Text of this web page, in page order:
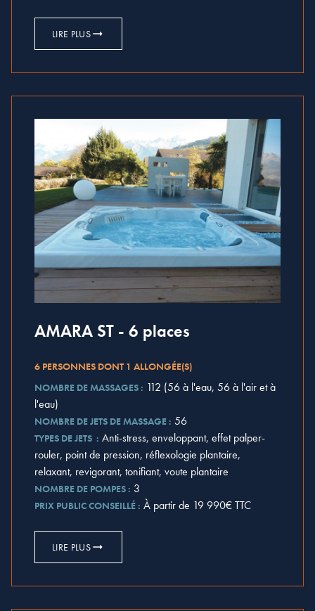
LIRE PLUS
AMARA ST - 6 places
6 PERSONNES DONT 1 ALLONGÉE(S)
NOMBRE DE MASSAGES : 112 (56 à l'eau, 56 à l'air et à
l'eau)
NOMBRE DE JETS DE MASSAGE : 56
TYPES DE JETS : Anti-stress, enveloppant, effet palper-
rouler, point de pression, réflexologie plantaire,
relaxant, revigorant, tonifiant, voute plantaire
NOMBRE DE POMPES : 3
PRIX PUBLIC CONSEILLÉ : À partir de 19 990€ TTC
LIRE PLUS